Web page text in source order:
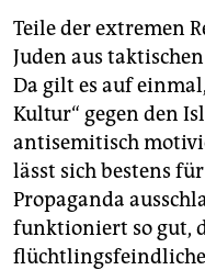
Teile der extremen
Juden aus
Da gilt es auf
Kultur“ gegen den
antisemitisch
lässt sich bestens
Propaganda
funk­tio­niert so gut,